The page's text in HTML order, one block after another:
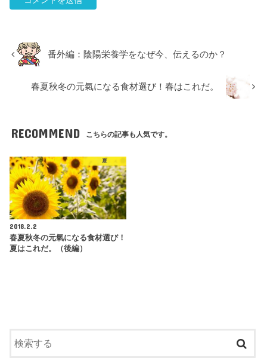
番外編：陰陽栄養学をなぜ今、伝えるのか？
春夏秋冬の元氣になる食材選び！春はこれだ。
RECOMMEND こちらの記事も人気です。
夏
2018.2.2
春夏秋冬の元氣になる食材選び！
夏はこれだ。（後編）